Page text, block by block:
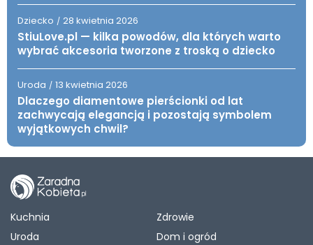
Dziecko / 28 kwietnia 2026
StiuLove.pl — kilka powodów, dla których warto
wybrać akcesoria tworzone z troską o dziecko
Uroda / 13 kwietnia 2026
Dlaczego diamentowe pierścionki od lat
zachwycają elegancją i pozostają symbolem
wyjątkowych chwil?
Kuchnia
Zdrowie
Uroda
Dom i ogród